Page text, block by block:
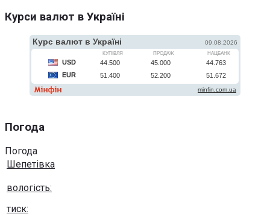
Курси валют в Україні
Погода
Погода
Шепетівка
вологість:
тиск: